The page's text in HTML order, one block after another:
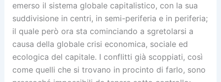
emerso il sistema globale capitalistico, con la sua
suddivisione in centri, in semi-periferia e in periferia;
il quale però ora sta cominciando a sgretolarsi a
causa della globale crisi economica, sociale ed
ecologica del capitale. I conflitti già scoppiati, così
come quelli che si trovano in procinto di farlo, sono